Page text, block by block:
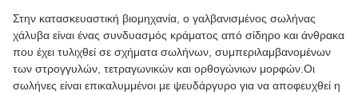
Στην κατασκευαστική βιομηχανία, ο γαλβανισμένος σωλήνας
χάλυβα είναι ένας συνδυασμός κράματος από σίδηρο και άνθρακα
που έχει τυλιχθεί σε σχήματα σωλήνων, συμπεριλαμβανομένων
των στρογγυλών, τετραγωνικών και ορθογώνιων μορφών.Οι
σωλήνες είναι επικαλυμμένοι με ψευδάργυρο για να αποφευχθεί η